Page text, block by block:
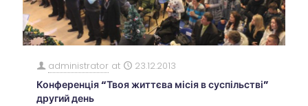
administrator at 23.12.2013
Конференція “Твоя життєва місія в суспільстві”
другий день